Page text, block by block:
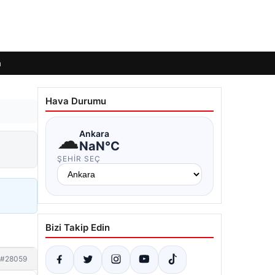
#28059
Hava Durumu
☁Ankara
NaN°C
ŞEHIR SEÇ
Bizi Takip Edin